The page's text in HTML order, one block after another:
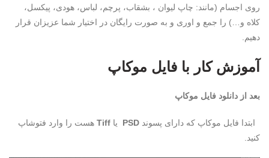
روی اجسام (مانند: چاپ لیوان ، بشقاب، پرچم، لباس، هودی، پیکسل،
کلاه و…) را جمع و اوری و به صورت رایگان در اختیار شما عزیزان قرار
دهیم.
آموزش کار با فایل موکاپ
بعد از دانلود فایل موکاپ
ابتدا فایل موکاپ که دارای پسوند PSD یا Tiff هست را وارد فتوشاپ
کنید.